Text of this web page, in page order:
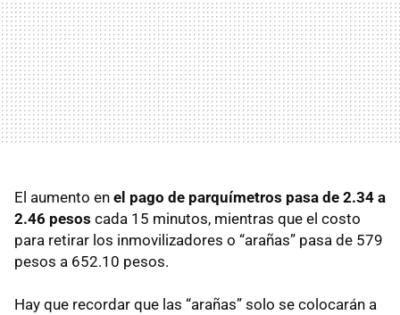
El aumento en el pago de parquímetros pasa de 2.34 a
2.46 pesos cada 15 minutos, mientras que el costo
para retirar los inmovilizadores o “arañas” pasa de 579
pesos a 652.10 pesos.
Hay que recordar que las “arañas” solo se colocarán a